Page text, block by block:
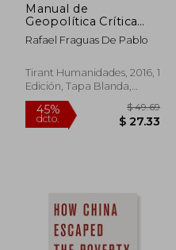
45%
dcto. $ 26.96
Manual de
Geopolítica Crítica
(Crónica)
Rafael Fraguas De Pablo
Tirant Humanidades, 2016, 1
Edición, Tapa Blanda,
Nuevo